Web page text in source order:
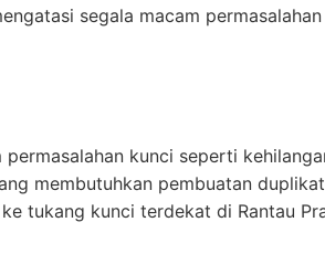
segala macam
kunci seperti
membutuhkan pembuatan
tukang kunci terdekat di Rantau